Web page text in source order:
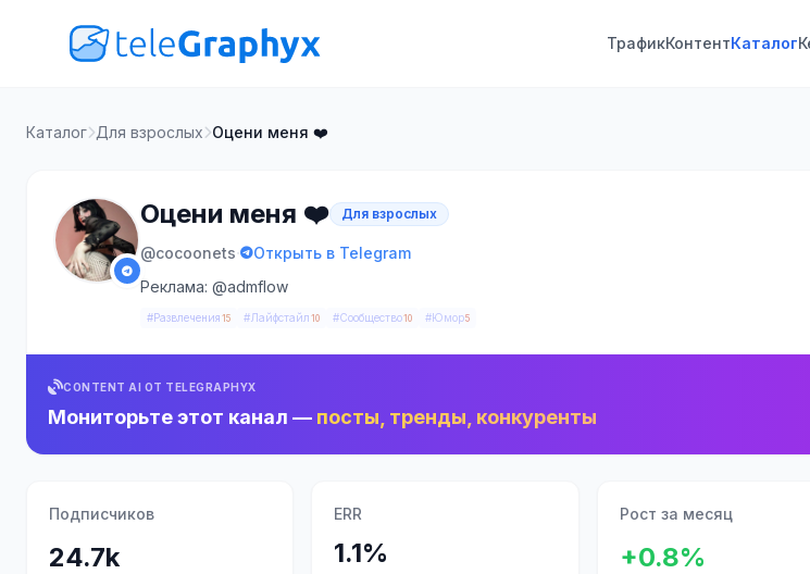
ТрафикКонтентКаталог
Каталог Для взрослых Оцени меня ❤️
Оцени меня ❤️ Для взрослых
@cocoonets·
Открыть в Telegram
Реклама: @admflow
#Развлечения 15 #Лайфстайл 10 #Сообщество10 #Юмор5
CONTENT AI ОТ TELEGRAPHYX
Мониторьте этот канал — посты, тренды, конкуренты
Подписчиков
24.7k
ERR
1.1%
Рост за месяц
+0.8%